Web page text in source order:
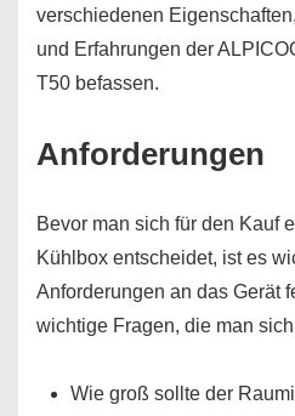
verschiedenen
und Erfahrungen der
T50 befassen.
Anforderungen
Bevor man sich für den Kauf
Kühlbox entscheidet, ist es
Anforderungen an das Gerät
wichtige Fragen, die man
Wie groß sollte der